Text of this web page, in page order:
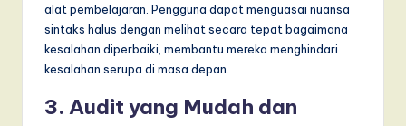
alat pembelajaran. Pengguna dapat menguasai nuansa
sintaks halus dengan melihat secara tepat bagaimana
kesalahan diperbaiki, membantu mereka menghindari
kesalahan serupa di masa depan.
3. Audit yang Mudah dan